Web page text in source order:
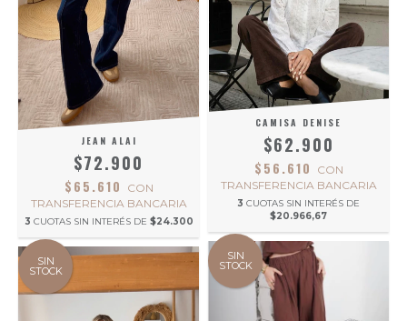
JEAN ALAI
$72.900
$65.610
CON
TRANSFERENCIA BANCARIA
3 CUOTAS SIN INTERÉS DE $24.300
CAMISA DENISE
$62.900
$56.610
CON
TRANSFERENCIA BANCARIA
3 CUOTAS SIN INTERÉS DE
$20.966,67
SIN
STOCK
SIN
STOCK